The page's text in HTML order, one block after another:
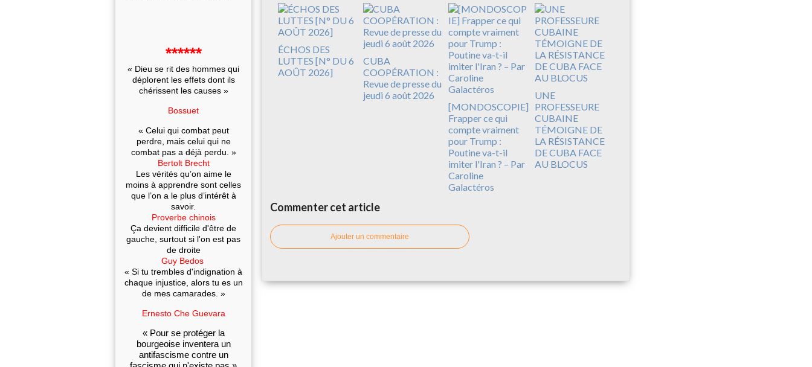
******
« Dieu se rit des hommes qui
déplorent les effets dont ils
chérissent les causes »
Bossuet
« Celui qui combat peut
perdre, mais celui qui ne
combat pas a déjà perdu. »
Bertolt Brecht
Les vérités qu’on aime le
moins à apprendre sont celles
que l’on a le plus d’intérêt à
savoir.
Proverbe chinois
Ça devient difficile d'être de
gauche, surtout si l'on est pas
de droite
Guy Bedos
« Si tu trembles d'indignation à
chaque injustice, alors tu es un
de mes camarades. »
Ernesto Che Guevara
« Pour se protéger la
bourgeoise inventera un
antifascisme contre un
ÉCHOS DES
LUTTES [N° DU 6
AOÛT 2026]
CUBA
COOPÉRATION :
Revue de presse du
jeudi 6 août 2026
[MONDOSCOPIE]
Frapper ce qui
compte vraiment
pour Trump :
Poutine va-t-il
imiter l'Iran ? – Par
Caroline
Galactéros
UNE
PROFESSEURE
CUBAINE
TÉMOIGNE DE
LA RÉSISTANCE
DE CUBA FACE
AU BLOCUS
Commenter cet article
Ajouter un commentaire